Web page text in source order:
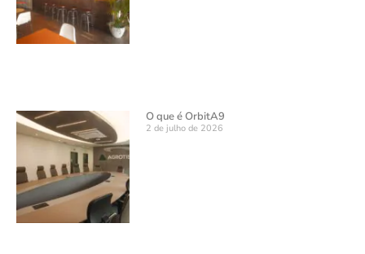
O que é OrbitA9
2 de julho de 2026